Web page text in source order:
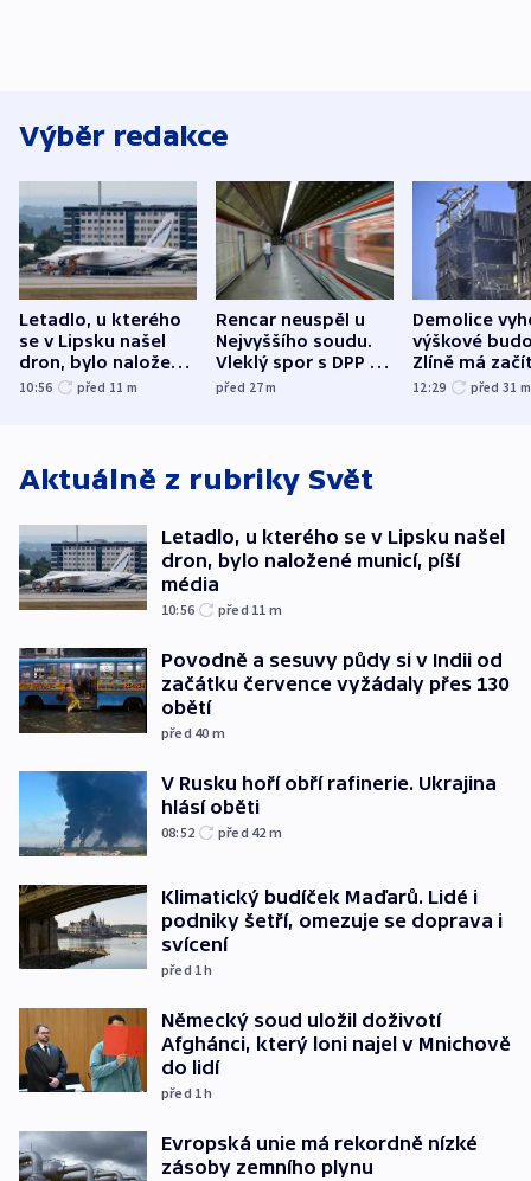
Výběr redakce
Letadlo, u kterého
se v Lipsku našel
dron, bylo naložené
municí, píší média
10:56 před 11 m
Rencar neuspěl u
Nejvyššího soudu.
Vleklý spor s DPP o
reklamní plochu
před 27m
Demolice
výškové
Zlíně má
odpoledne
12:29 před 31 m
Aktuálně z rubriky Svět
Letadlo, u kterého se v Lipsku našel
dron, bylo naložené municí, píší
média
10:56 před 11 m
Povodně a sesuvy půdy si v Indii od
začátku července vyžádaly přes 130
obětí
před 40 m
V Rusku hoří obří rafinerie. Ukrajina
hlásí oběti
08:52 před 42 m
Klimatický budíček Maďarů. Lidé i
podniky šetří, omezuje se doprava i
svícení
před 1h
Německý soud uložil doživotí
Afghánci, který loni najel v Mnichově
do lidí
před 1h
Evropská unie má rekordně nízké
zásoby zemního plynu